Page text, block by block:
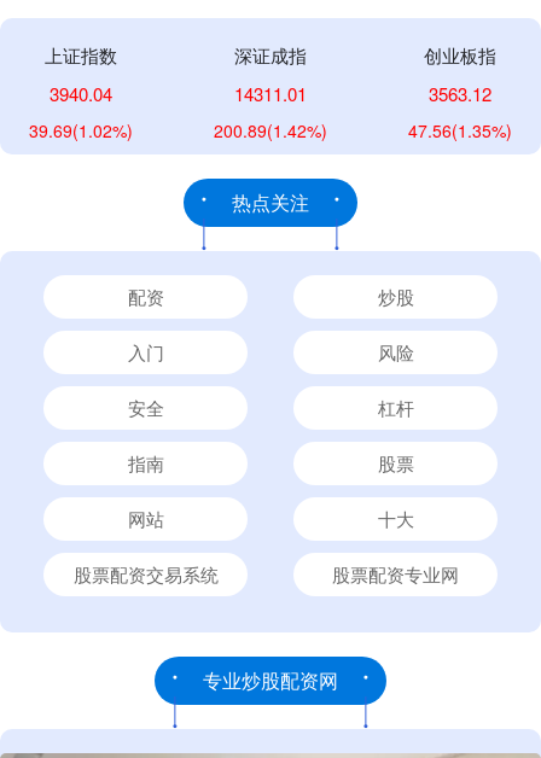
上证指数
3940.04
39.69(1.02%)
深证成指
14311.01
200.89(1.42%)
创业板指
3563.12
47.56(1.35%)
热点关注
配资 炒股
入门 风险
安全 杠杆
指南 股票
网站 十大
股票配资交易系统 股票配资专业网
专业炒股配资网